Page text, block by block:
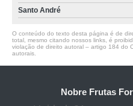
Santo André
O conteúdo do texto desta página é de
total, mesmo citando nossos links, é
violação de direito autoral – artigo 184 do
autorais
Nobre Frutas